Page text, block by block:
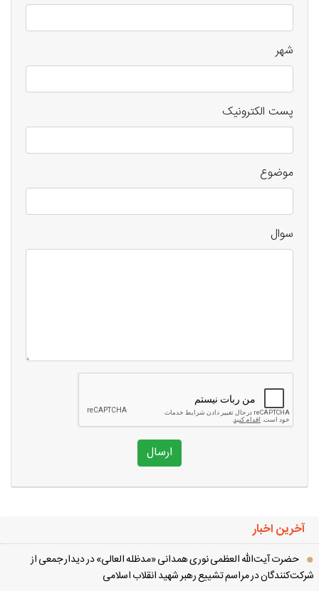
شهر
پست الکترونیک
موضوع
سوال
ارسال
آخرین اخبار
حضرت آیت‌الله العظمی نوری همدانی «مدظله العالی» در دیدار جمعی از
در مراسم تشییع رهبر شهید انقلاب اسلامی